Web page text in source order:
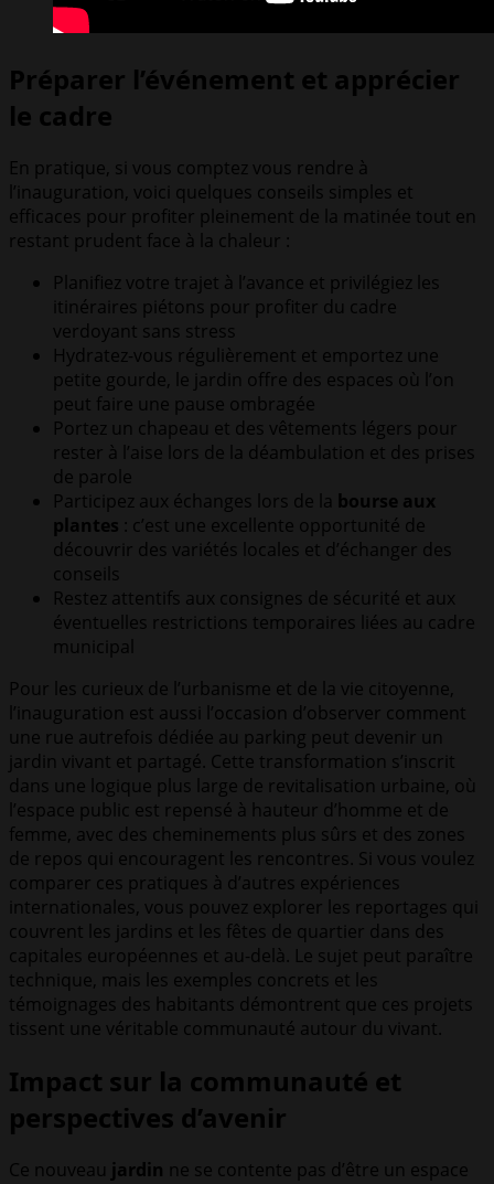
Préparer l’événement et apprécier
le cadre
En pratique, si vous comptez vous rendre à
l’inauguration, voici quelques conseils simples et
efficaces pour profiter pleinement de la matinée tout en
restant prudent face à la chaleur :
Planifiez votre trajet à l’avance et privilégiez les
itinéraires piétons pour profiter du cadre
verdoyant sans stress
Hydratez-vous régulièrement et emportez une
petite gourde, le jardin offre des espaces où l’on
peut faire une pause ombragée
Portez un chapeau et des vêtements légers pour
rester à l’aise lors de la déambulation et des prises
de parole
Participez aux échanges lors de la bourse aux
plantes : c’est une excellente opportunité de
découvrir des variétés locales et d’échanger des
conseils
Restez attentifs aux consignes de sécurité et aux
éventuelles restrictions temporaires liées au cadre
municipal
Pour les curieux de l’urbanisme et de la vie citoyenne,
l’inauguration est aussi l’occasion d’observer comment
une rue autrefois dédiée au parking peut devenir un
jardin vivant et partagé. Cette transformation s’inscrit
dans une logique plus large de revitalisation urbaine, où
l’espace public est repensé à hauteur d’homme et de
femme, avec des cheminements plus sûrs et des zones
de repos qui encouragent les rencontres. Si vous voulez
comparer ces pratiques à d’autres expériences
internationales, vous pouvez explorer les reportages qui
couvrent les jardins et les fêtes de quartier dans des
capitales européennes et au-delà. Le sujet peut paraître
technique, mais les exemples concrets et les
témoignages des habitants démontrent que ces projets
tissent une véritable communauté autour du vivant.
Impact sur la communauté et
perspectives d’avenir
Ce nouveau jardin ne se contente pas d’être un espace